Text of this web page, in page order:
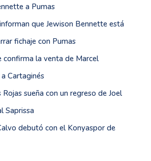
a Pumas
que Jewison Bennette está
fichaje con Pumas
confirma la venta de Marcel
Cartaginés
Rojas sueña con un regreso de Joel
Saprissa
debutó con el Konyaspor de